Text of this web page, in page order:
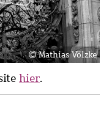
Mathias Völzke
hier.